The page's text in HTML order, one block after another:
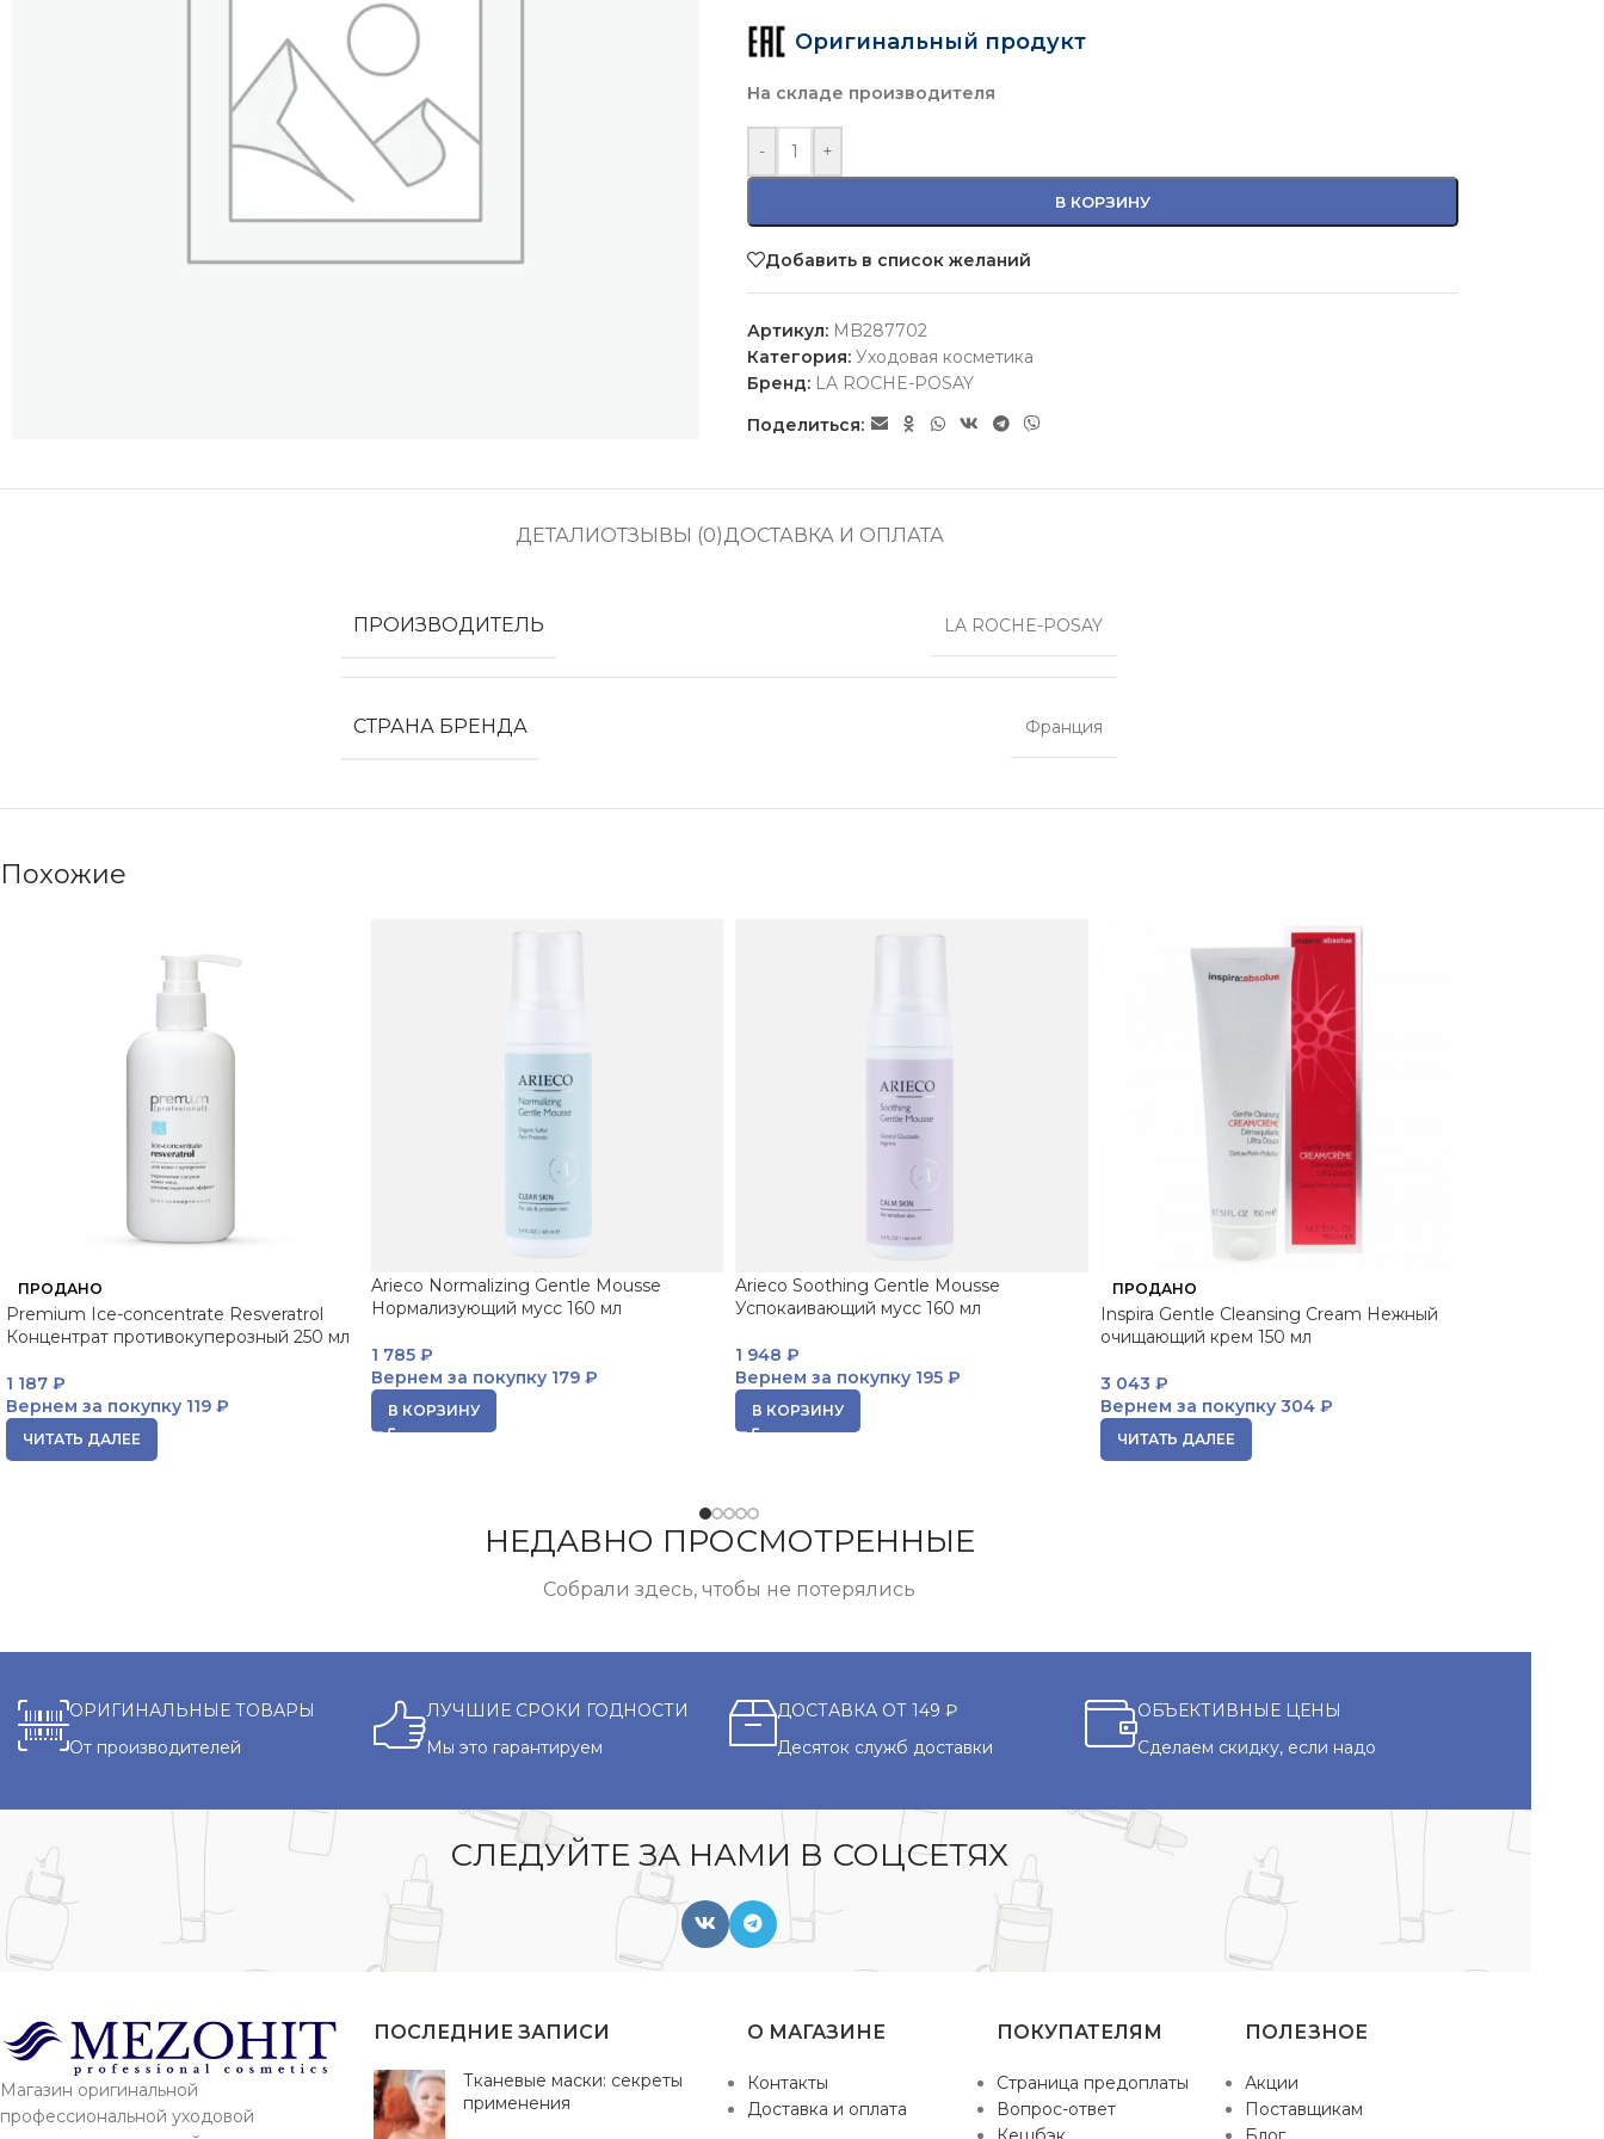
Оригинальный продукт
На складе производителя
- +
В КОРЗИНУ
Добавить в список желаний
Артикул: MB287702
Категория: Уходовая косметика
Бренд: LA ROCHE-POSAY
Поделиться:
ДЕТАЛИОТЗЫВЫ (0)ДОСТАВКА И ОПЛАТА
ПРОИЗВОДИТЕЛЬ LA ROCHE-POSAY
СТРАНА БРЕНДА Франция
Похожие
ПРОДАНО
Premium Ice-concentrate Resveratrol
Концентрат противокуперозный 250 мл
1 187 ₽
Вернем за покупку 119 ₽
ЧИТАТЬ ДАЛЕЕ
Arieco Normalizing Gentle Mousse
Нормализующий мусс 160 мл
1 785 ₽
Вернем за покупку179 ₽
В КОРЗИНУ
Arieco Soothing Gentle Mousse
Успокаивающий мусс 160 мл
1 948 ₽
Вернем за покупку 195 ₽
В КОРЗИНУ
ПРОДАНО
Inspira Gentle Cleansing Cream Нежный
очищающий крем 150 мл
3 043 ₽
Вернем за покупку304 ₽
ЧИТАТЬ ДАЛЕЕ
НЕДАВНО ПРОСМОТРЕННЫЕ
Собрали здесь, чтобы не потерялись
ОРИГИНАЛЬНЫЕ ТОВАРЫ
От производителей
ЛУЧШИЕ СРОКИ ГОДНОСТИ
Мы это гарантируем
ДОСТАВКА ОТ 149 ₽
Десяток служб доставки
ОБЪЕКТИВНЫЕ ЦЕНЫ
Сделаем скидку, если надо
СЛЕДУЙТЕ ЗА НАМИ В СОЦСЕТЯХ
Магазин оригинальной
профессиональной уходовой
ПОСЛЕДНИЕ ЗАПИСИ
Тканевые маски: секреты
применения
О МАГАЗИНЕ
Контакты
Доставка и оплата
ПОКУПАТЕЛЯМ
Страница предоплаты
Вопрос-ответ
ПОЛЕЗНОЕ
Акции
Поставщикам